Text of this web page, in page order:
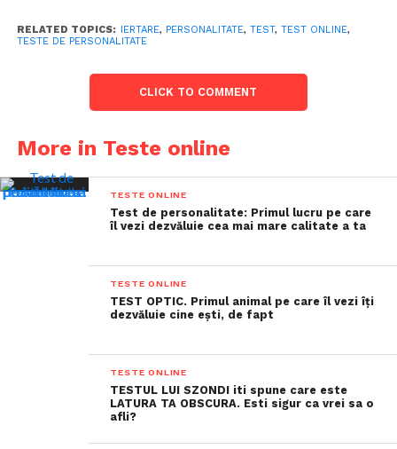
RELATED TOPICS: IERTARE, PERSONALITATE, TEST, TEST ONLINE,
TESTE DE PERSONALITATE
CLICK TO COMMENT
More in Teste online
TESTE ONLINE
Test de personalitate: Primul lucru pe care
îl vezi dezvăluie cea mai mare calitate a ta
TESTE ONLINE
TEST OPTIC. Primul animal pe care îl vezi îți
dezvăluie cine ești, de fapt
TESTE ONLINE
TESTUL LUI SZONDI iti spune care este
LATURA TA OBSCURA. Esti sigur ca vrei sa o
afli?